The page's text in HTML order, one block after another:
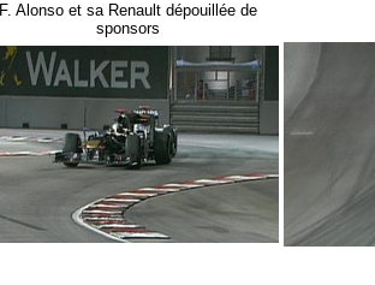
F. Alonso et sa Renault dépouillée de
sponsors